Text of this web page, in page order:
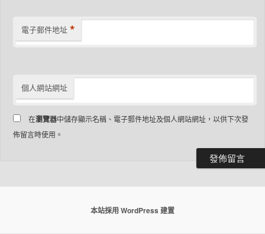
電子郵件地址 *
個人網站網址
在瀏覽器中儲存顯示名稱、電子郵件地址及個人網站網址，以供下次發
佈留言時使用。
本站採用 WordPress 建置